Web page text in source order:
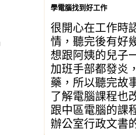
學電腦找到好工作
很開心在工作時
情，聽完後有好
想跟阿姨的兒子
加班手部都發炎
藥，所以聽完故
了解電腦課程也
跟中區電腦的課
辦公室行政文書